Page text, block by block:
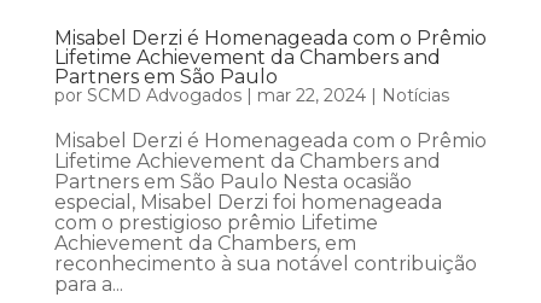
Misabel Derzi é Homenageada com o Prêmio
Lifetime Achievement da Chambers and
Partners em São Paulo
por SCMD Advogados| mar 22, 2024| Notícias
Misabel Derzi é Homenageada com o Prêmio
Lifetime Achievement da Chambers and
Partners em São Paulo Nesta ocasião
especial, Misabel Derzi foi homenageada
com o prestigioso prêmio Lifetime
Achievement da Chambers, em
reconhecimento à sua notável contribuição
para a...